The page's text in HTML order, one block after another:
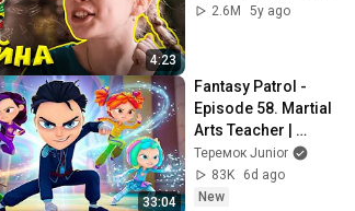
4:23
2.6M
5y ago
33:04
Fantasy Patrol -
Episode 58. Martial
Arts Teacher |
Cartoon for Kids
Теремок Junior
83K
6d ago
New